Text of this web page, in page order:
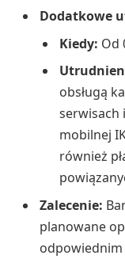
Dodatkowe
Kiedy: Od
obsługą
serwisach
mobilnej
również
Zalecenie:
planowane